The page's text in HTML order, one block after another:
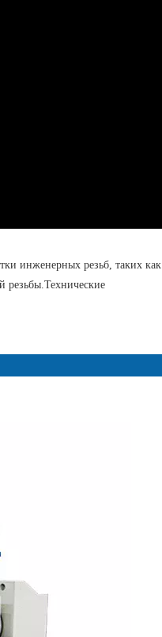
инженерных резьб, таких как
резьбы.Технические